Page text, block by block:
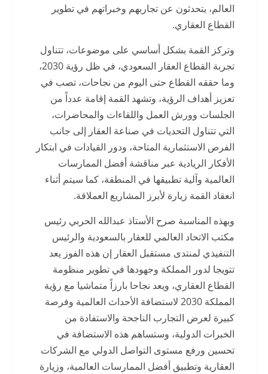
العالم، يتحدثون عن تجاربهم وخبراتهم في تطوير
القطاع العقاري.
وتركز القمة بشكل أساسي على موضوعات، تتناول
تجربة القطاع العقار السعودي، في ظل رؤية 2030،
وما حققه القطاع حتى اليوم من نجاحات، تصب في
تعزيز أهداف الرؤية، وتشهد القمة إقامة عدداً من
الجلسات وورش العمل واللقاءات والمحاضرات،
التي تتناول التحديات في صناعة العقار إلى جانب
الفرص الاستثمارية المتاحة، ودور القيادات في ابتكار
الأفكار الريادية عبر مناقشة أفضل الممارسات
العالمية وآلية تطبيقها في المنطقة، كما سيتم أثناء
انعقاد القمة زيارة لأبرز المشاريع العملاقة.
وبهذه المناسبة صرح الأستاذ عبدالله الحربي رئيس
مكتب الاتحاد العالمي للعقار بالسعودية والرئيس
التنفيذي لمنتدى مستقبل العقار إن هذه الفوز يعد
تتويجا لدور المملكة وجهودها في تطوير منظومة
القطاع العقاري، ويعد نجاحا بارزاً متماشيا مع رؤية
المملكة 2030 لاستضافة الأحداث العالمية وفرصة
كبيرة لعرض التجارب الناجحة والاستفادة من
الخبرات الدولية، وستساهم هذه الاستضافة في
تحسين ورفع مستوى التواصل الدولي مع الشركات
العقارية وتطبيق أفضل الممارسات العالمية، وزيارة